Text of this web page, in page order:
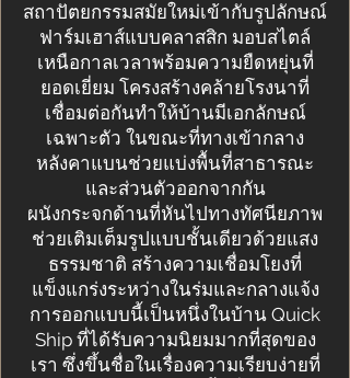
สถาปัตยกรรมสมัยใหม่เข้ากับรูปลักษณ์
ฟาร์มเฮาส์แบบคลาสสิก มอบสไตล์
เหนือกาลเวลาพร้อมความยืดหยุ่นที่
ยอดเยี่ยม โครงสร้างคล้ายโรงนาที่
เชื่อมต่อกันทำให้บ้านมีเอกลักษณ์
เฉพาะตัว ในขณะที่ทางเข้ากลาง
หลังคาแบนช่วยแบ่งพื้นที่สาธารณะ
และส่วนตัวออกจากกัน
ผนังกระจกด้านที่หันไปทางทัศนียภาพ
ช่วยเติมเต็มรูปแบบชั้นเดียวด้วยแสง
ธรรมชาติ สร้างความเชื่อมโยงที่
แข็งแกร่งระหว่างในร่มและกลางแจ้ง
การออกแบบนี้เป็นหนึ่งในบ้าน Quick
Ship ที่ได้รับความนิยมมากที่สุดของ
เรา ซึ่งขึ้นชื่อในเรื่องความเรียบง่ายที่